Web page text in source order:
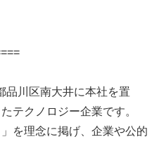
品川区南大井に本社を置
テクノロジー企業です。
を理念に掲げ、企業や公的